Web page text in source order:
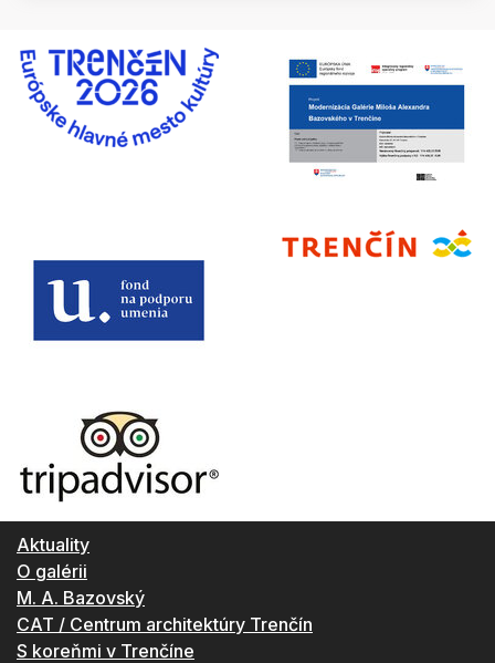
Aktuality
O galérii
M. A. Bazovský
CAT / Centrum architektúry Trenčín
S koreňmi v Trenčíne